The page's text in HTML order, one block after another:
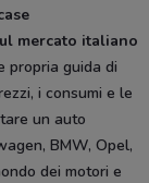
mercato italiano
propria guida di
i consumi e le
un auto
BMW, Opel,
dei motori e